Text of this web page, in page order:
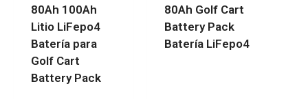
80Ah 100Ah
Litio LiFepo4
Batería para
Golf Cart
Battery Pack
80Ah Golf Cart
Battery Pack
Batería LiFepo4